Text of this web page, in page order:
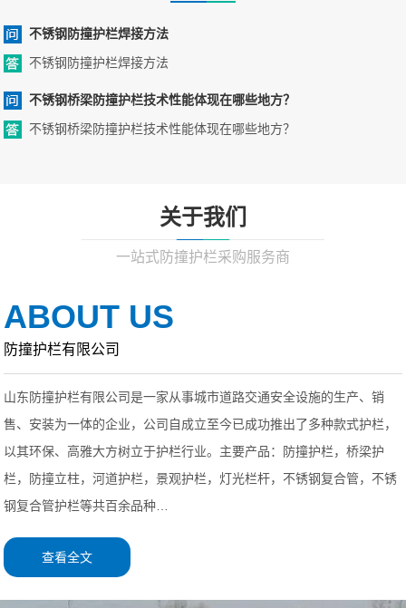
不锈钢防撞护栏焊接方法
不锈钢防撞护栏焊接方法
不锈钢桥梁防撞护栏技术性能体现在哪些地方？
不锈钢桥梁防撞护栏技术性能体现在哪些地方？
关于我们
一站式防撞护栏采购服务商
ABOUT US
防撞护栏有限公司
山东防撞护栏有限公司是一家从事城市道路交通安全设施的生产、销
售、安装为一体的企业，公司自成立至今已成功推出了多种款式护栏，
以其环保、高雅大方树立于护栏行业。主要产品：防撞护栏，桥梁护
栏，防撞立柱，河道护栏，景观护栏，灯光栏杆，不锈钢复合管，不锈
钢复合管护栏等共百余品种…
查看全文